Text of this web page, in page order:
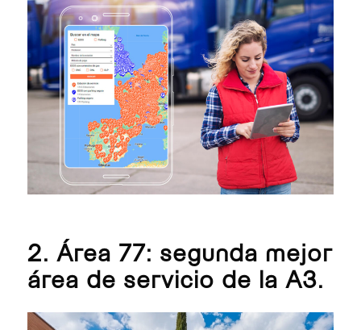
2. Área 77: segunda mejor
área de servicio de la A3.